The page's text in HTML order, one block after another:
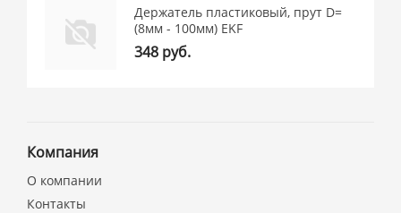
Держатель пластиковый, прут D=
(8мм - 100мм) EKF
348 руб.
Компания
О компании
Контакты